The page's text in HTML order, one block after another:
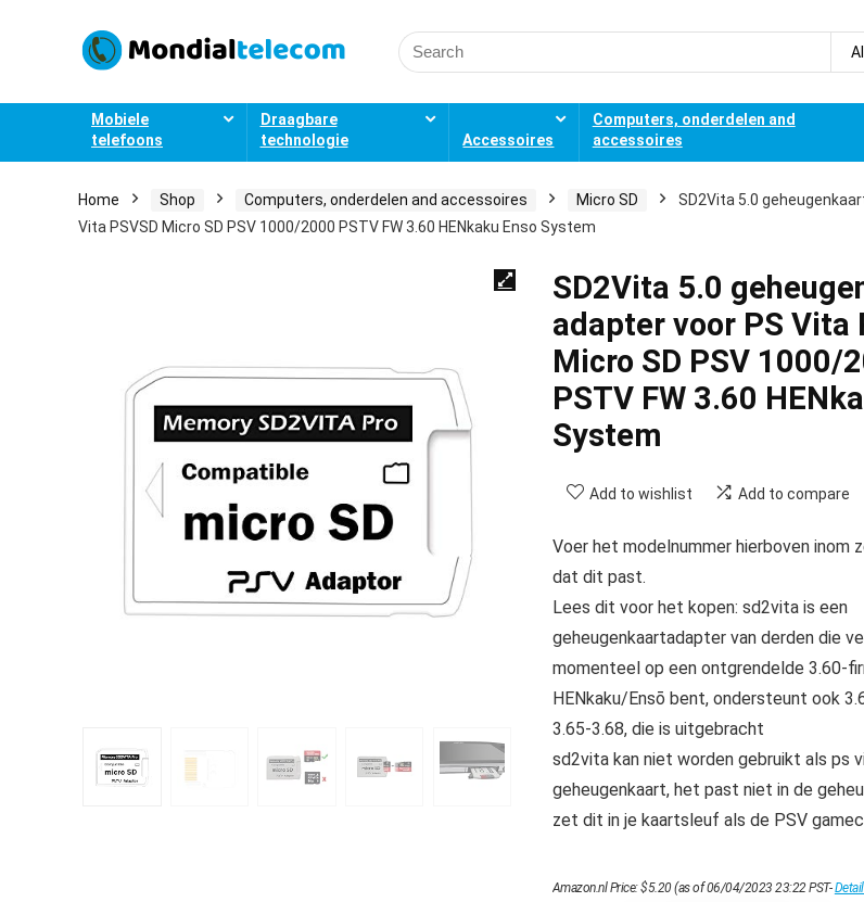
Search
for:
Mobiele
telefoons
Draagbare
technologie
Accessoires
Computers, onderdelen and
accessoires
Home Shop Computers, onderdelen and accessoires Micro SD
SD2Vita 5.0
Vita PSVSD Micro SD PSV 1000/2000 PSTV FW 3.60 HENkaku Enso System
SD2Vita 5.0
adapter voor PS Vita
Micro SD PSV 1000/
PSTV FW 3.60
System
Add to wishlist Add to compare
Voer het modelnummer hierboven inom
dat dit past.
Lees dit voor het kopen: sd2vita is een
geheugenkaartadapter van derden die
momenteel op een ontgrendelde 3.60-
HENkaku/Ensō bent, ondersteunt ook
3.65-3.68, die is uitgebracht
sd2vita kan niet worden gebruikt als ps
geheugenkaart, het past niet in de
zet dit in je kaartsleuf als de PSV
Amazon.nl Price:$5.20(as of 06/04/2023 23:22 PST-